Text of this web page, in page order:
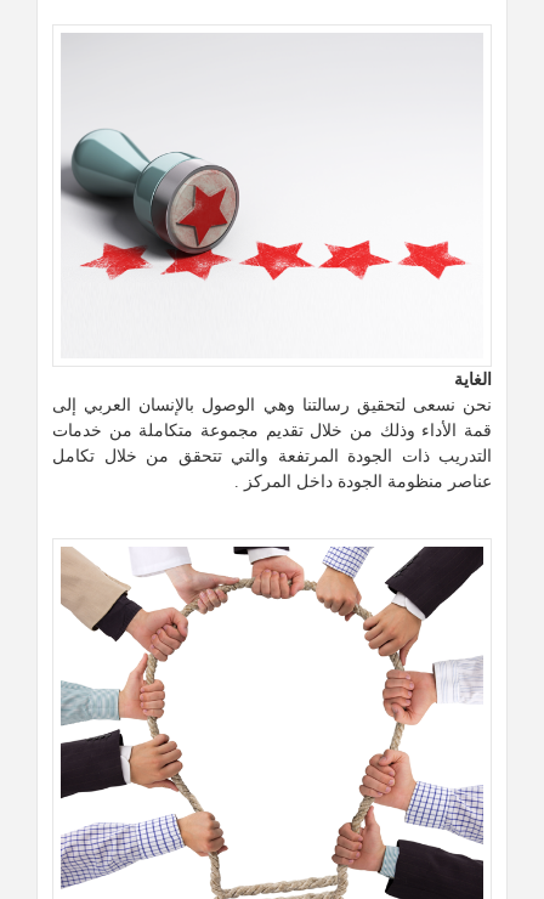
الغاية
نحن نسعى لتحقيق رسالتنا وهي الوصول بالإنسان العربي إلى
قمة الأداء وذلك من خلال تقديم مجموعة متكاملة من خدمات
التدريب ذات الجودة المرتفعة والتي تتحقق من خلال تكامل
عناصر منظومة الجودة داخل المركز .